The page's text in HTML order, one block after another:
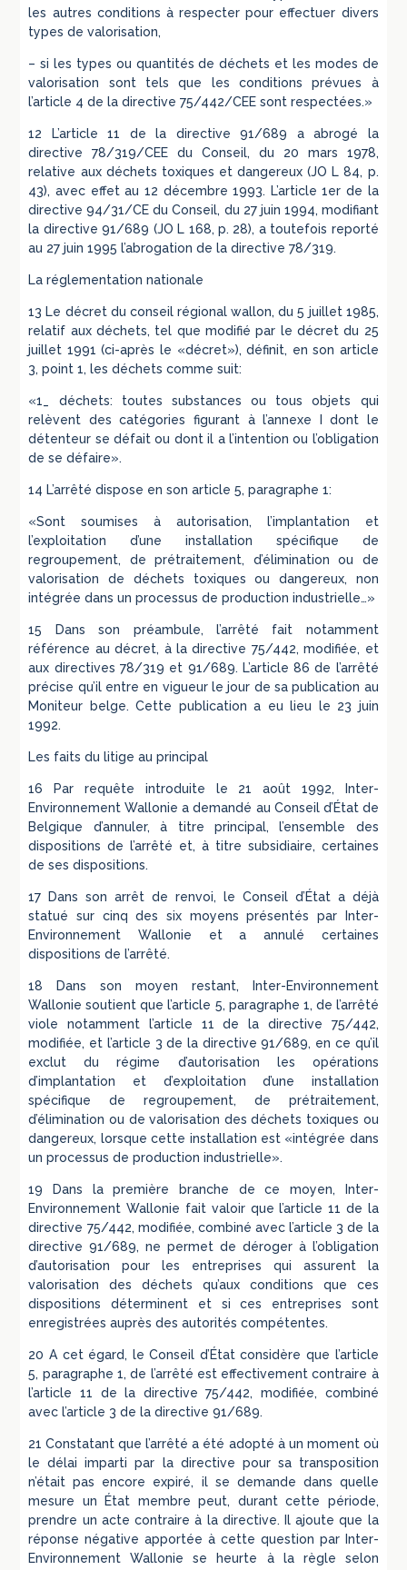
les autres conditions à respecter pour effectuer divers
types de valorisation,
– si les types ou quantités de déchets et les modes de
valorisation sont tels que les conditions prévues à
l’article 4 de la directive 75/442/CEE sont respectées.»
12 L’article 11 de la directive 91/689 a abrogé la
directive 78/319/CEE du Conseil, du 20 mars 1978,
relative aux déchets toxiques et dangereux (JO L 84, p.
43), avec effet au 12 décembre 1993. L’article 1er de la
directive 94/31/CE du Conseil, du 27 juin 1994, modifiant
la directive 91/689 (JO L 168, p. 28), a toutefois reporté
au 27 juin 1995 l’abrogation de la directive 78/319.
La réglementation nationale
13 Le décret du conseil régional wallon, du 5 juillet 1985,
relatif aux déchets, tel que modifié par le décret du 25
juillet 1991 (ci-après le «décret»), définit, en son article
3, point 1, les déchets comme suit:
«1_ déchets: toutes substances ou tous objets qui
relèvent des catégories figurant à l’annexe I dont le
détenteur se défait ou dont il a l’intention ou l’obligation
de se défaire».
14 L’arrêté dispose en son article 5, paragraphe 1:
«Sont soumises à autorisation, l’implantation et
l’exploitation d’une installation spécifique de
regroupement, de prétraitement, d’élimination ou de
valorisation de déchets toxiques ou dangereux, non
intégrée dans un processus de production industrielle…»
15 Dans son préambule, l’arrêté fait notamment
référence au décret, à la directive 75/442, modifiée, et
aux directives 78/319 et 91/689. L’article 86 de l’arrêté
précise qu’il entre en vigueur le jour de sa publication au
Moniteur belge. Cette publication a eu lieu le 23 juin
1992.
Les faits du litige au principal
16 Par requête introduite le 21 août 1992, Inter-
Environnement Wallonie a demandé au Conseil d’État de
Belgique d’annuler, à titre principal, l’ensemble des
dispositions de l’arrêté et, à titre subsidiaire, certaines
de ses dispositions.
17 Dans son arrêt de renvoi, le Conseil d’État a déjà
statué sur cinq des six moyens présentés par Inter-
Environnement Wallonie et a annulé certaines
dispositions de l’arrêté.
18 Dans son moyen restant, Inter-Environnement
Wallonie soutient que l’article 5, paragraphe 1, de l’arrêté
viole notamment l’article 11 de la directive 75/442,
modifiée, et l’article 3 de la directive 91/689, en ce qu’il
exclut du régime d’autorisation les opérations
d’implantation et d’exploitation d’une installation
spécifique de regroupement, de prétraitement,
d’élimination ou de valorisation des déchets toxiques ou
dangereux, lorsque cette installation est «intégrée dans
un processus de production industrielle».
19 Dans la première branche de ce moyen, Inter-
Environnement Wallonie fait valoir que l’article 11 de la
directive 75/442, modifiée, combiné avec l’article 3 de la
directive 91/689, ne permet de déroger à l’obligation
d’autorisation pour les entreprises qui assurent la
valorisation des déchets qu’aux conditions que ces
dispositions déterminent et si ces entreprises sont
enregistrées auprès des autorités compétentes.
20 A cet égard, le Conseil d’État considère que l’article
5, paragraphe 1, de l’arrêté est effectivement contraire à
l’article 11 de la directive 75/442, modifiée, combiné
avec l’article 3 de la directive 91/689.
21 Constatant que l’arrêté a été adopté à un moment où
le délai imparti par la directive pour sa transposition
n’était pas encore expiré, il se demande dans quelle
mesure un État membre peut, durant cette période,
prendre un acte contraire à la directive. Il ajoute que la
réponse négative apportée à cette question par Inter-
Environnement Wallonie se heurte à la règle selon